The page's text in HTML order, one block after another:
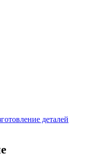
деталей